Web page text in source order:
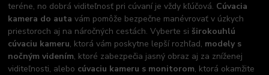
teréne, no dobrá viditeľnosť pri cúvaní je vždy kľúčová. Cúvacia
kamera do auta vám pomôže bezpečne manévrovať v úzkych
priestoroch aj na náročných cestách. Vyberte si širokouhlú
cúvaciu kameru, ktorá vám poskytne lepší rozhľad, modely s
nočným videním, ktoré zabezpečia jasný obraz aj za zníženej
viditeľnosti, alebo cúvaciu kameru s monitorom, ktorá okamžite